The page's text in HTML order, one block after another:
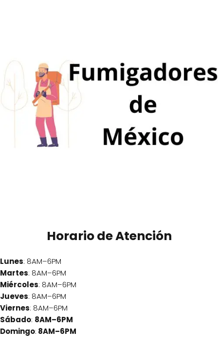
Horario de Atención
Lunes: 8AM–6PM
Martes: 8AM–6PM
Miércoles: 8AM–6PM
Jueves: 8AM–6PM
Viernes: 8AM–6PM
Sábado: 8AM–6PM
Domingo: 8AM–6PM